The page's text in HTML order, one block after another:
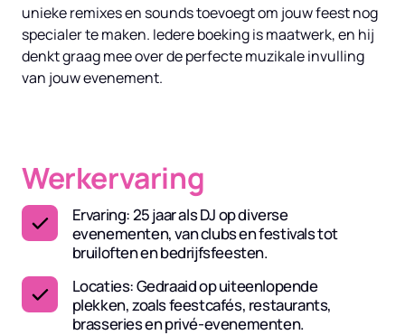
unieke remixes en sounds toevoegt om jouw feest nog
specialer te maken. Iedere boeking is maatwerk, en hij
denkt graag mee over de perfecte muzikale invulling
van jouw evenement.
Werkervaring
Ervaring: 25 jaar als DJ op diverse
evenementen, van clubs en festivals tot
bruiloften en bedrijfsfeesten.
Locaties: Gedraaid op uiteenlopende
plekken, zoals feestcafés, restaurants,
brasseries en privé-evenementen.